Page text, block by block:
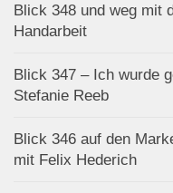
Blick 348 und weg mit
Handarbeit
Blick 347 – Ich wurde
Stefanie Reeb
Blick 346 auf den
mit Felix Hederich